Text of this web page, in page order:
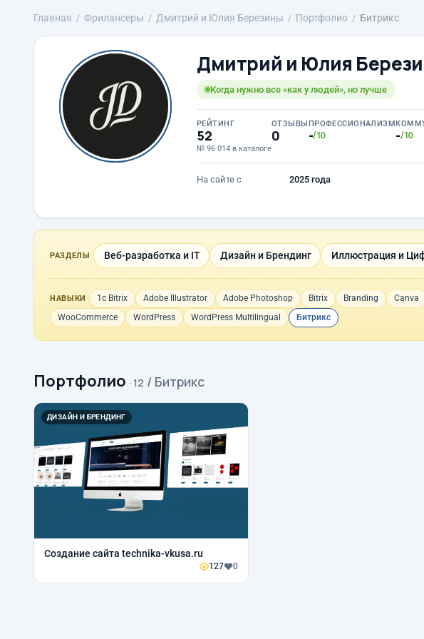
Главная Фрилансеры Дмитрий и Юлия Березины Портфолио Битрикс
Дмитрий и Юлия
Когда нужно все «как у людей», но лучше
РЕЙТИНГ
52
№ 96 014 в каталоге
ОТЗЫВЫ
0
ПРОФЕССИОНАЛИЗМ
-/10 -/10
На сайте с 2025 года
РАЗДЕЛЫ Веб-разработка и IT Дизайн и Брендинг Иллюстрация и
НАВЫКИ 1с Bitrix Adobe Illustrator Adobe Photoshop Bitrix Branding Canva
WooCommerce
WordPress WordPress Multilingual Битрикс
Портфолио · 12 / Битрикс
ДИЗАЙН И БРЕНДИНГ
Создание сайта technika-vkusa.ru
127 0